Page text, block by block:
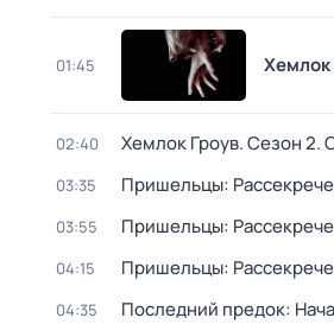
01:45 Хемлок
02:40 Хемлок Гроув. Сезон 2.
03:35 Пришельцы:
03:55 Пришельцы:
04:15 Пришельцы:
04:35 Последний предок: